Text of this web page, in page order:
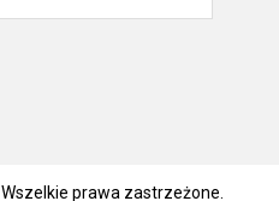
. Wszelkie prawa zastrzeżone.